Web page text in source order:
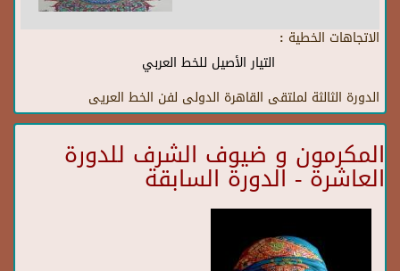
الاتجاهات الخطية :
التيار الأصيل للخط العربي
الدورة الثالثة لملتقى القاهرة الدولى لفن الخط العريى
المكرمون و ضيوف الشرف للدورة
العاشرة - الدورة السابقة